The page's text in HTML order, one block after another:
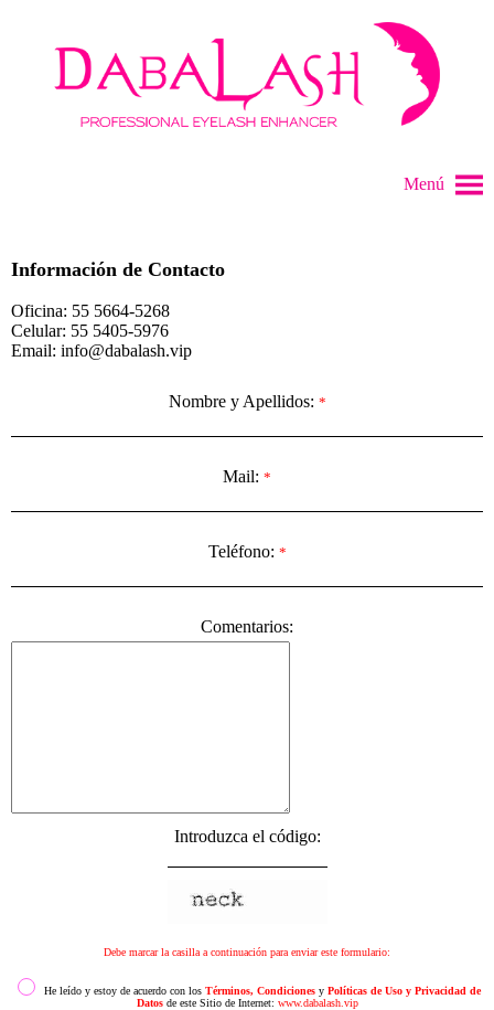
Menú
Información de Contacto
Oficina: 55 5664-5268
Celular: 55 5405-5976
Email: info@dabalash.vip
Nombre y Apellidos: *
Mail: *
Teléfono: *
Comentarios:
Introduzca el código:
Debe marcar la casilla a continuación para enviar este formulario:
He leído y estoy de acuerdo con los Términos, Condiciones y Políticas de Uso y Privacidad de
Datosde este Sitio de Internet: www.dabalash.vip